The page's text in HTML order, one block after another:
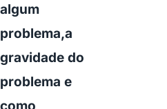
algum
problema,a
gravidade do
problema e
como